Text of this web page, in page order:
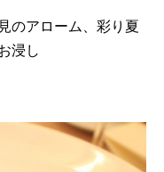
のアローム、彩り夏
浸し